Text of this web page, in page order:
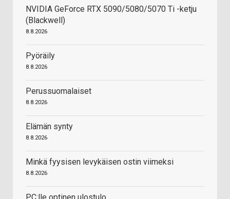
NVIDIA GeForce RTX 5090/5080/5070 Ti -ketju
(Blackwell)
8.8.2026
Pyöräily
8.8.2026
Perussuomalaiset
8.8.2026
Elämän synty
8.8.2026
Minkä fyysisen levykäisen ostin viimeksi
8.8.2026